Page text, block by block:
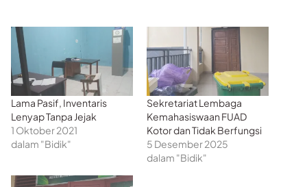
Lama Pasif, Inventaris
Lenyap Tanpa Jejak
1 Oktober 2021
dalam "Bidik"
Sekretariat Lembaga
Kemahasiswaan FUAD
Kotor dan Tidak Berfungsi
5 Desember 2025
dalam "Bidik"